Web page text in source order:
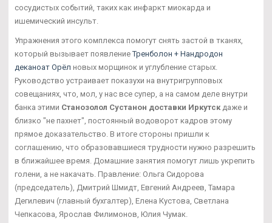
сосудистых событий, таких как инфаркт миокарда и
ишемический инсульт.
Упражнения этого комплекса помогут снять застой в тканях,
который вызывает появлениеТренболон + Нандродон
деканоат Орёл новых морщинок и углубление старых.
Руководство устраивает показухи на внутригрупповых
совещаниях, что, мол, у нас все супер, а на самом деле внутри
банка этими Станозолол Сустанон доставки Иркутск даже и
близко "не пахнет", постоянный водоворот кадров этому
прямое доказательство. В итоге стороны пришли к
соглашению, что образовавшиеся трудности нужно разрешить
в ближайшее время. Домашние занятия помогут лишь укрепить
голени, а не накачать. Правление: Ольга Сидорова
(председатель), Дмитрий Шмидт, Евгений Андреев, Тамара
Дегилевич (главный бухгалтер), Елена Кустова, Светлана
Чепкасова, Ярослав Филимонов, Юлия Чумак.